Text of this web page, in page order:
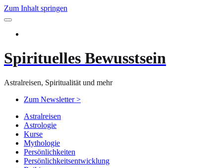
Zum Inhalt springen
Spirituelles Bewusstsein
Astralreisen, Spiritualität und mehr
Zum Newsletter >
Astralreisen
Astrologie
Kurse
Mythologie
Persönlichkeiten
Persönlichkeitsentwicklung